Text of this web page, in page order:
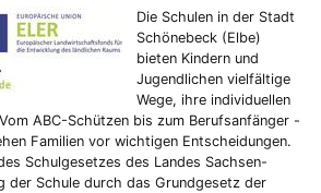
Die Schulen in der Stadt
Schönebeck (Elbe)
bieten Kindern und
Jugendlichen vielfältige
Wege, ihre individuellen
ABC-Schützen bis zum Berufsanfänger -
Familien vor wichtigen Entscheidungen.
Schulgesetzes des Landes Sachsen-
der Schule durch das Grundgesetz der